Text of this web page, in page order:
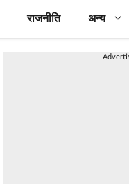
राजनीति अन्य
---